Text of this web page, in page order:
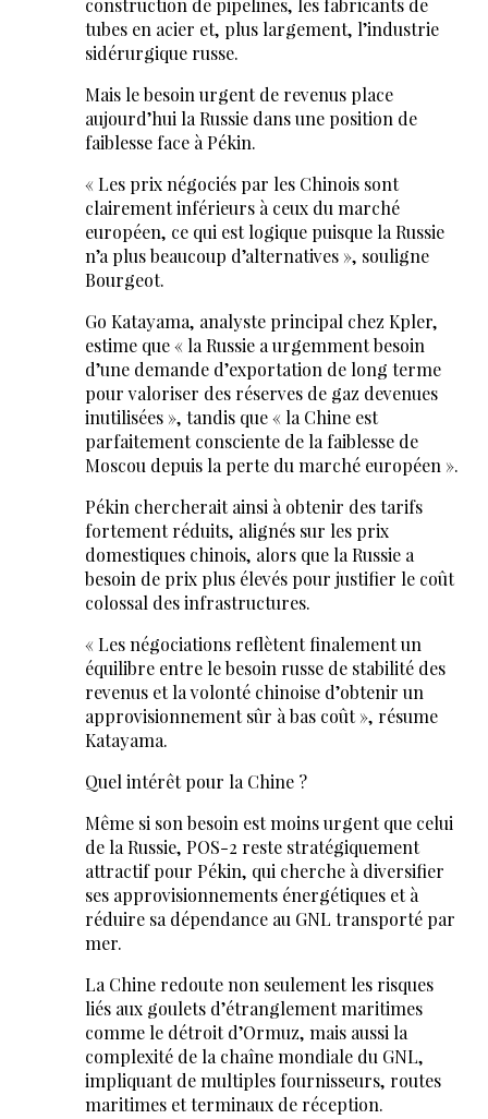
construction de pipelines, les fabricants de
tubes en acier et, plus largement, l’industrie
sidérurgique russe.
Mais le besoin urgent de revenus place
aujourd’hui la Russie dans une position de
faiblesse face à Pékin.
« Les prix négociés par les Chinois sont
clairement inférieurs à ceux du marché
européen, ce qui est logique puisque la Russie
n’a plus beaucoup d’alternatives », souligne
Bourgeot.
Go Katayama, analyste principal chez Kpler,
estime que « la Russie a urgemment besoin
d’une demande d’exportation de long terme
pour valoriser des réserves de gaz devenues
inutilisées », tandis que « la Chine est
parfaitement consciente de la faiblesse de
Moscou depuis la perte du marché européen ».
Pékin chercherait ainsi à obtenir des tarifs
fortement réduits, alignés sur les prix
domestiques chinois, alors que la Russie a
besoin de prix plus élevés pour justifier le coût
colossal des infrastructures.
« Les négociations reflètent finalement un
équilibre entre le besoin russe de stabilité des
revenus et la volonté chinoise d’obtenir un
approvisionnement sûr à bas coût », résume
Katayama.
Quel intérêt pour la Chine ?
Même si son besoin est moins urgent que celui
de la Russie, POS-2 reste stratégiquement
attractif pour Pékin, qui cherche à diversifier
ses approvisionnements énergétiques et à
réduire sa dépendance au GNL transporté par
mer.
La Chine redoute non seulement les risques
liés aux goulets d’étranglement maritimes
comme le détroit d’Ormuz, mais aussi la
complexité de la chaîne mondiale du GNL,
impliquant de multiples fournisseurs, routes
maritimes et terminaux de réception.